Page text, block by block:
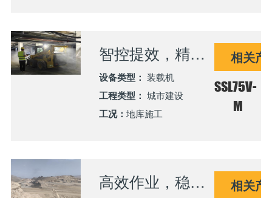
智控提效，精准施工丨SSL75V-M滑移装载机高效助力天津高端住宅项目施工
设备类型： 装载机
工程类型： 城市建设
工况：地库施工
相关产
SSL75V-
M
高效作业，稳定护航 | SK120-G助力新疆露天煤矿灭火工程高效推进 相关产